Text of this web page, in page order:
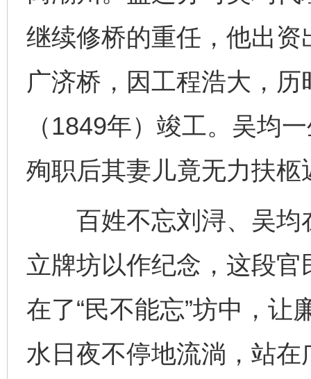
继续修桥的重任，他出
广济桥，因工程浩大，
（1849年）竣工。吴均
殉职后其妻儿竟无力扶
百姓不忘刘浔、吴均
立牌坊以作纪念，这段
在了“民不能忘”坊中，让
水日夜不停地流淌，站